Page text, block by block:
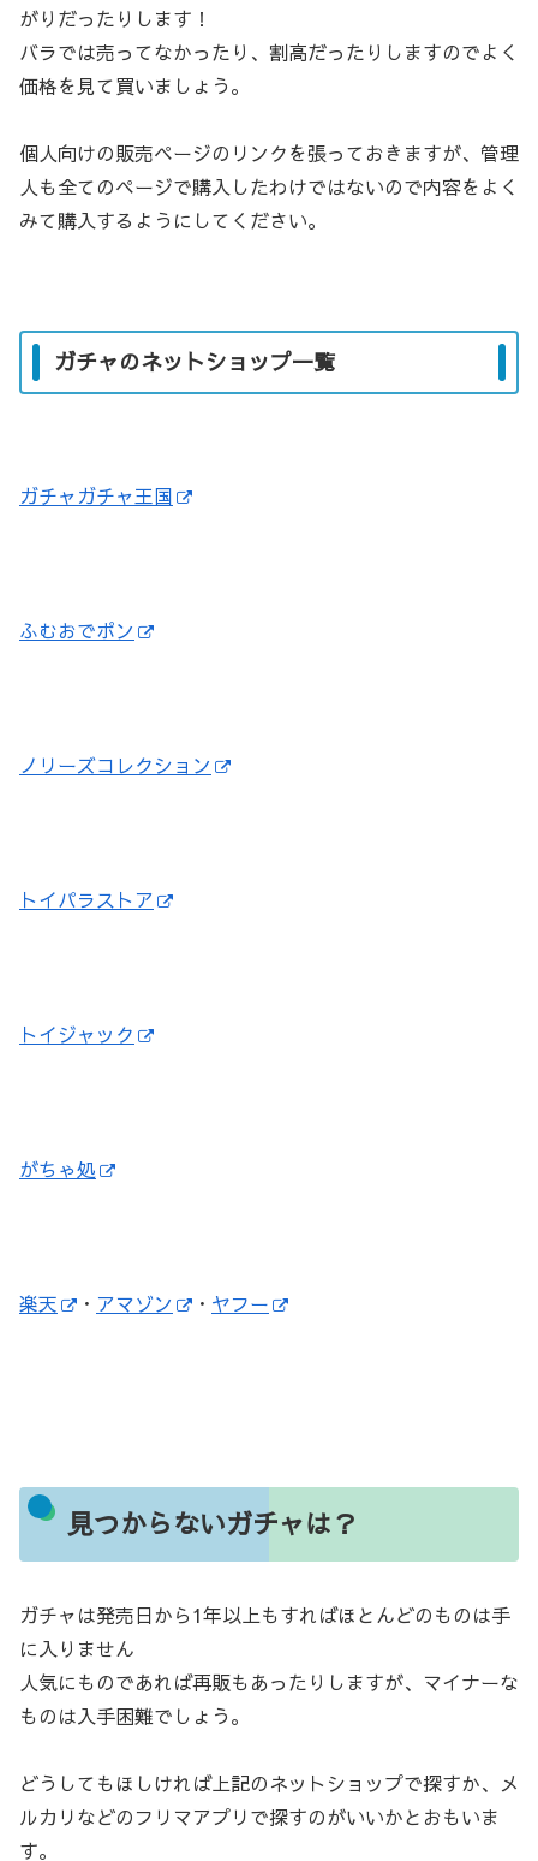
がりだったりします！
バラでは売ってなかったり、割高だったりしますのでよく
価格を見て買いましょう。
個人向けの販売ページのリンクを張っておきますが、管理
人も全てのページで購入したわけではないので内容をよく
みて購入するようにしてください。
ガチャのネットショップ一覧
ガチャガチャ王国
ふむおでポン
ノリーズコレクション
トイパラストア
トイジャック
がちゃ処
楽天 ・ アマゾン ・ ヤフー
見つからないガチャは？
ガチャは発売日から1年以上もすればほとんどのものは手
に入りません
人気にものであれば再販もあったりしますが、マイナーな
ものは入手困難でしょう。
どうしてもほしければ上記のネットショップで探すか、メ
ルカリなどのフリマアプリで探すのがいいかとおもいま
す。